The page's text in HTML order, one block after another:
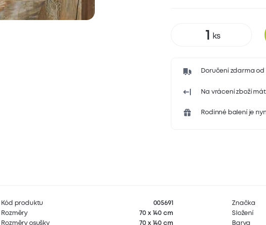
Doručení zdarma od
Na vrácení zboží
Rodinné balení je
Kód produktu
005691
Rozměry
70 x 140 cm
Rozměry osušky
70 x 140 cm
Značka
Složení
Barva